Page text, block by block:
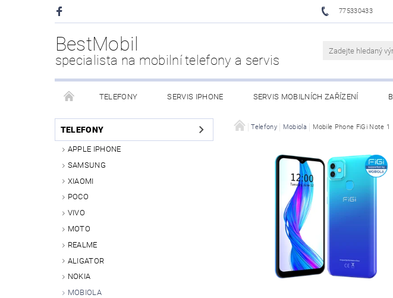
775330433
BestMobil
specialista na mobilní telefony a servis
TELEFONY SERVIS IPHONE SERVIS MOBILNÍCH ZAŘÍZENÍ
CHYTRÉ HODINKY POWER BANK PŘÍSLUŠENSTVÍ XIAOMI MI
TELEFONY
APPLE IPHONE
SAMSUNG
XIAOMI
POCO
VIVO
MOTO
REALME
ALIGATOR
NOKIA
MOBIOLA
Telefony Mobiola Mobile Phone FiGi Note 1